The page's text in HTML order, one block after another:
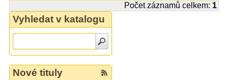
Počet záznamů celkem: 1
Vyhledat v katalogu
Nové tituly